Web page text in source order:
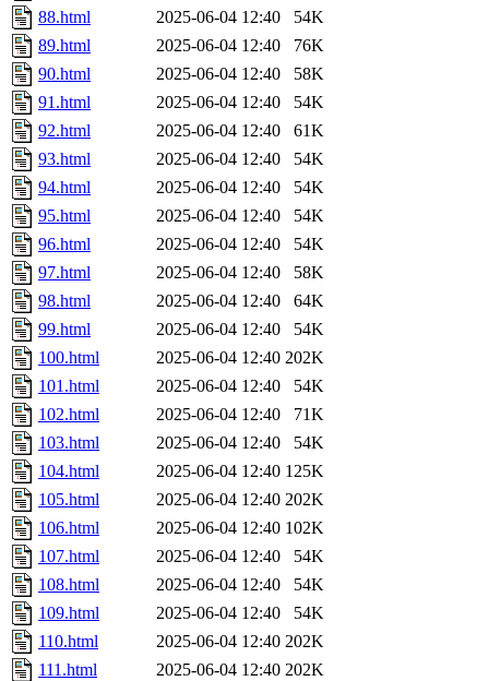
88.html
2025-06-04 12:40
54K
89.html
2025-06-04 12:40
76K
90.html
2025-06-04 12:40
58K
91.html
2025-06-04 12:40
54K
92.html
2025-06-04 12:40
61K
93.html
2025-06-04 12:40
54K
94.html
2025-06-04 12:40
54K
95.html
2025-06-04 12:40
54K
96.html
2025-06-04 12:40
54K
97.html
2025-06-04 12:40
58K
98.html
2025-06-04 12:40
64K
99.html
2025-06-04 12:40
54K
100.html
2025-06-04 12:40 202K
101.html
2025-06-04 12:40
54K
102.html
2025-06-04 12:40
71K
103.html
2025-06-04 12:40
54K
104.html
2025-06-04 12:40 125K
105.html
2025-06-04 12:40 202K
106.html
2025-06-04 12:40 102K
107.html
2025-06-04 12:40
54K
108.html
2025-06-04 12:40
54K
109.html
2025-06-04 12:40
54K
110.html
2025-06-04 12:40 202K
111.html
2025-06-04 12:40 202K